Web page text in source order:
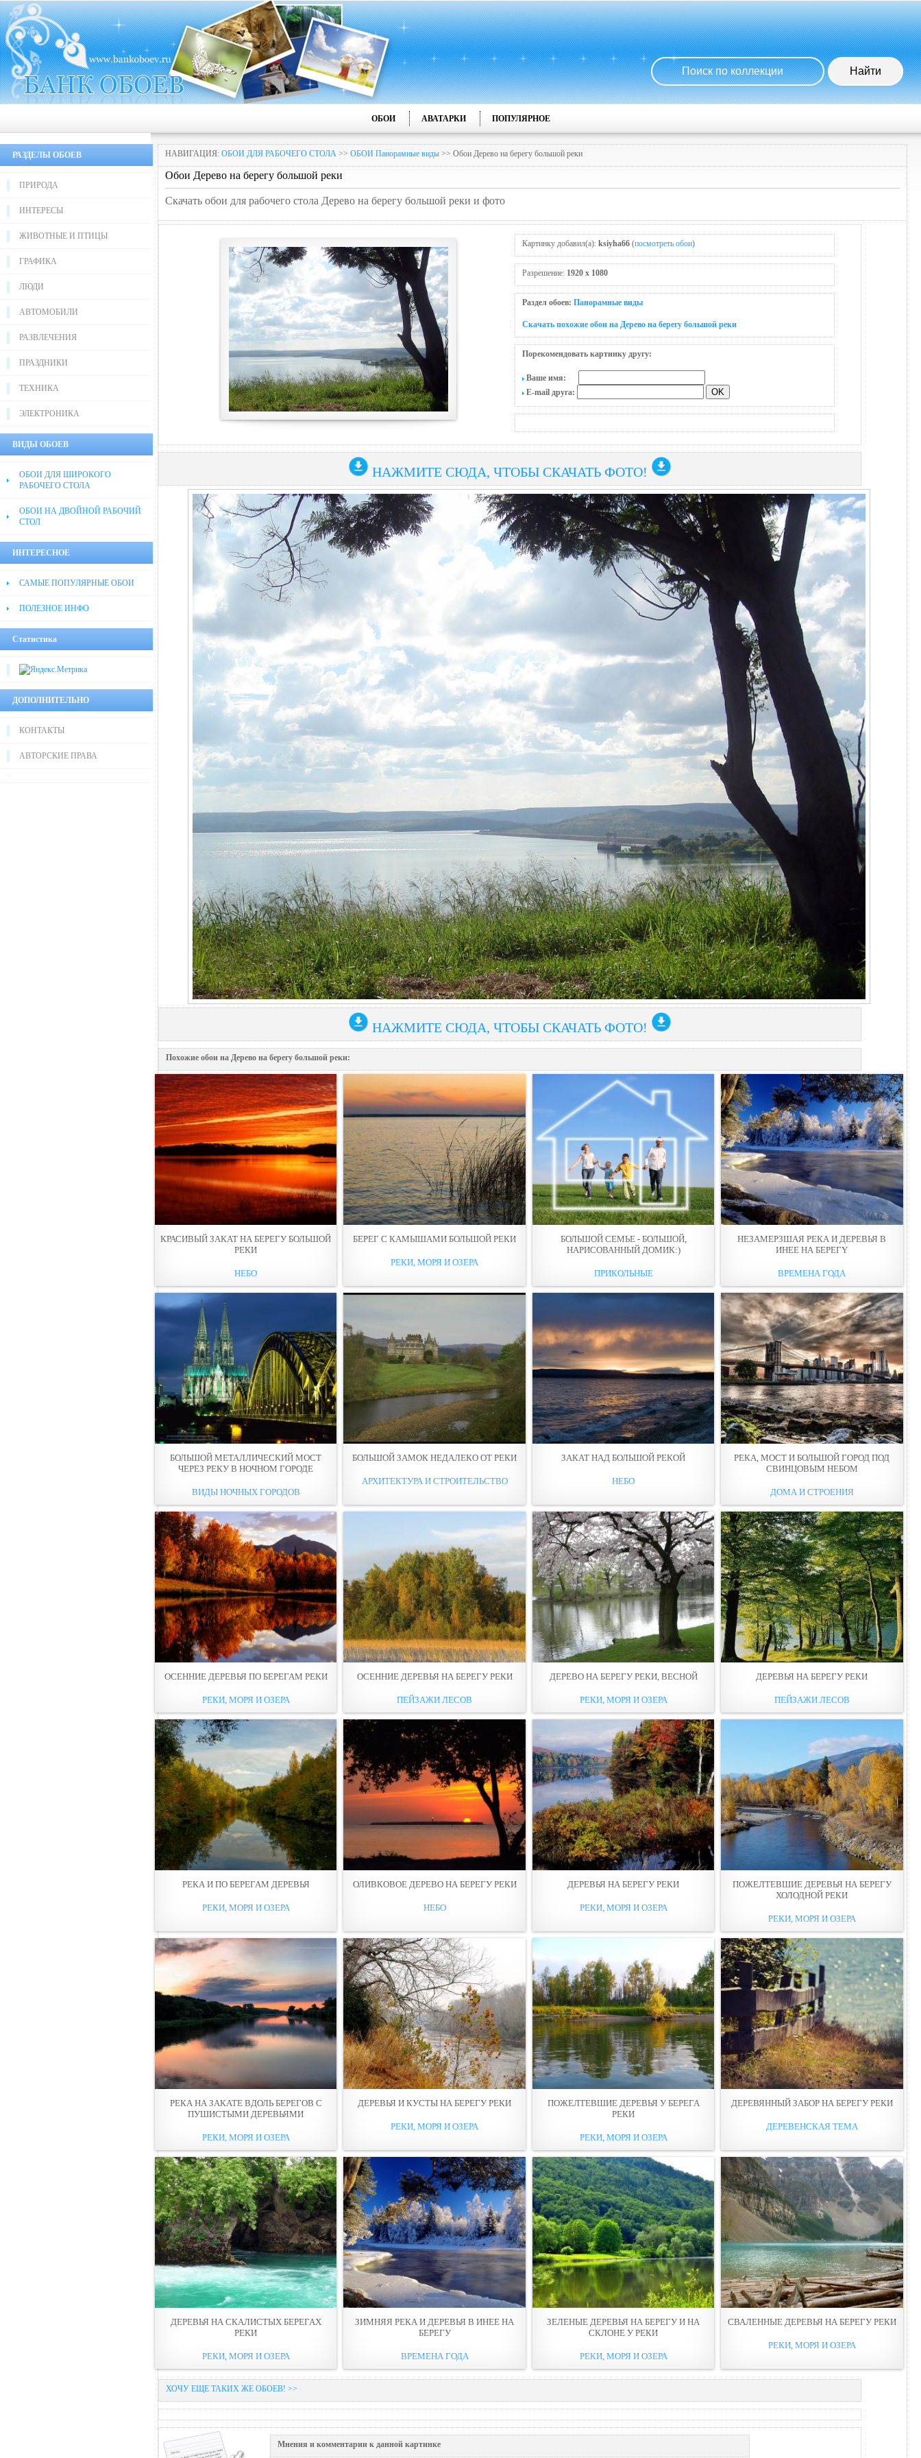
ОБОИ АВАТАРКИ ПОПУЛЯРНОЕ
РАЗДЕЛЫ ОБОЕВ
ПРИРОДА
ИНТЕРЕСЫ
ЖИВОТНЫЕ И ПТИЦЫ
ГРАФИКА
ЛЮДИ
АВТОМОБИЛИ
РАЗВЛЕЧЕНИЯ
ПРАЗДНИКИ
ТЕХНИКА
ЭЛЕКТРОНИКА
ВИДЫ ОБОЕВ
ОБОИ ДЛЯ ШИРОКОГО
РАБОЧЕГО СТОЛА
ОБОИ НА ДВОЙНОЙ РАБОЧИЙ
СТОЛ
ИНТЕРЕСНОЕ
САМЫЕ ПОПУЛЯРНЫЕ ОБОИ
ПОЛЕЗНОЕ ИНФО
Статистика
ДОПОЛНИТЕЛЬНО
КОНТАКТЫ
АВТОРСКИЕ ПРАВА
НАВИГАЦИЯ: ОБОИ ДЛЯ РАБОЧЕГО СТОЛА >> ОБОИ Панорамные виды >> Обои Дерево на берегу большой реки
Обои Дерево на берегу большой реки
Скачать обои для рабочего стола Дерево на берегу большой реки и фото
Картинку добавил(а): ksiyha66 (посмотреть обои)
Разрешение: 1920 x 1080
Раздел обоев: Панорамные виды
Скачать похожие обои на Дерево на берегу большой реки
Порекомендовать картинку другу:
Ваше имя:
E-mail друга:
НАЖМИТЕ СЮДА, ЧТОБЫ СКАЧАТЬ ФОТО!
НАЖМИТЕ СЮДА, ЧТОБЫ СКАЧАТЬ ФОТО!
Похожие обои на Дерево на берегу большой реки:
КРАСИВЫЙ ЗАКАТ НА БЕРЕГУ БОЛЬШОЙ
РЕКИ
НЕБО
БЕРЕГ С КАМЫШАМИ БОЛЬШОЙ РЕКИ
РЕКИ, МОРЯ И ОЗЕРА
БОЛЬШОЙ СЕМЬЕ - БОЛЬШОЙ,
НАРИСОВАННЫЙ ДОМИК:)
ПРИКОЛЬНЫЕ
НЕЗАМЕРЗШАЯ РЕКА И ДЕРЕВЬЯ В
ИНEE НА БЕРЕГY
ВРЕМЕНА ГОДА
БОЛЬШОЙ МЕТАЛЛИЧЕСКИЙ МОСТ
ЧЕРЕЗ РЕКУ В НОЧНОМ ГОРОДЕ
ВИДЫ НОЧНЫХ ГОРОДОВ
БОЛЬШОЙ ЗАМОК НЕДАЛЕКО ОТ РЕКИ
АРХИТЕКТУРА И СТРОИТЕЛЬСТВО
ЗАКАТ НАД БОЛЬШОЙ РЕКОЙ
НЕБО
РЕКА, МОСТ И БОЛЬШОЙ ГОРОД ПОД
СВИНЦОВЫМ НЕБОМ
ДОМА И СТРОЕНИЯ
ОСЕННИЕ ДЕРЕВЬЯ ПО БЕРЕГАМ РЕКИ
РЕКИ, МОРЯ И ОЗЕРА
ОСЕННИЕ ДЕРЕВЬЯ НА БЕРЕГУ РЕКИ
ПЕЙЗАЖИ ЛЕСОВ
ДЕРЕВО НА БЕРЕГУ РЕКИ, ВЕСНОЙ
РЕКИ, МОРЯ И ОЗЕРА
ДЕРЕВЬЯ НА БЕРЕГУ РЕКИ
ПЕЙЗАЖИ ЛЕСОВ
РЕКА И ПО БЕРЕГАМ ДЕРЕВЬЯ
РЕКИ, МОРЯ И ОЗЕРА
ОЛИВКОВОЕ ДЕРЕВО НА БЕРЕГУ РЕКИ
НЕБО
ДЕРЕВЬЯ НА БЕРЕГУ РЕКИ
РЕКИ, МОРЯ И ОЗЕРА
ПОЖЕЛТЕВШИЕ ДЕРЕВЬЯ НА БЕРЕГУ
ХОЛОДНОЙ РЕКИ
РЕКИ, МОРЯ И ОЗЕРА
РЕКА НА ЗАКАТЕ ВДОЛЬ БЕРЕГОВ С
ПУШИСТЫМИ ДЕРЕВЬЯМИ
РЕКИ, МОРЯ И ОЗЕРА
ДЕРЕВЬЯ И КУСТЫ НА БЕРЕГУ РЕКИ
РЕКИ, МОРЯ И ОЗЕРА
ПОЖЕЛТЕВШИЕ ДЕРЕВЬЯ У БЕРЕГА
РЕКИ
РЕКИ, МОРЯ И ОЗЕРА
ДЕРЕВЯННЫЙ ЗАБОР НА БЕРЕГУ РЕКИ
ДЕРЕВЕНСКАЯ ТЕМА
ДЕРЕВЬЯ НА СКАЛИСТЫХ БЕРЕГАХ
РЕКИ
РЕКИ, МОРЯ И ОЗЕРА
ЗИМНЯЯ РЕКА И ДЕРЕВЬЯ В ИНЕЕ НА
БЕРЕГУ
ВРЕМЕНА ГОДА
ЗЕЛЕНЫЕ ДЕРЕВЬЯ НА БЕРЕГУ И НА
СКЛОНЕ У РЕКИ
РЕКИ, МОРЯ И ОЗЕРА
СВАЛЕННЫЕ ДЕРЕВЬЯ НА БЕРЕГУ РЕКИ
РЕКИ, МОРЯ И ОЗЕРА
ХОЧУ ЕЩЕ ТАКИХ ЖЕ ОБОЕВ! >>
Мнения и комментарии к данной картинке